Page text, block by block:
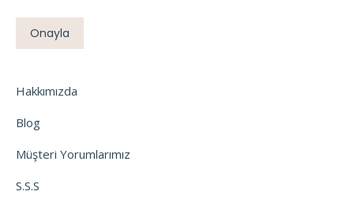
Onayla
Hakkımızda
Blog
Müşteri Yorumlarımız
S.S.S